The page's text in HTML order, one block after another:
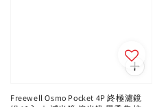
Freewell Osmo Pocket 4P 終極濾鏡